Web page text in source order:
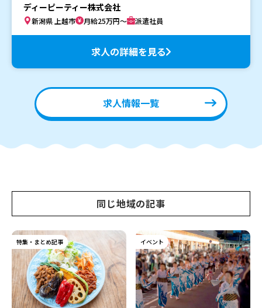
ディーピーティー株式会社
新潟県 上越市 月給25万円～ 派遣社員
求人の詳細を見る
求人情報一覧
同じ地域の記事
特集・まとめ記事 イベント